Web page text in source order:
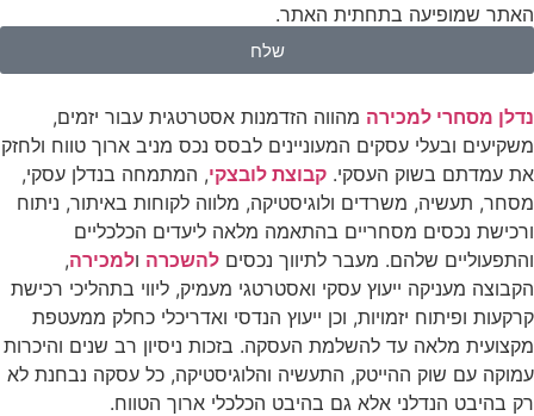
שמופיעה בתחתית האתר.
שלח
מסחרי למכירה מהווה הזדמנות אסטרטגית עבור יזמים,
ובעלי עסקים המעוניינים לבסס נכס מניב ארוך טווח ולחזק
עמדתם בשוק העסקי.קבוצת לובצקי, המתמחה בנדלן עסקי,
תעשיה, משרדים ולוגיסטיקה, מלווה לקוחות באיתור, ניתוח
נכסים מסחריים בהתאמה מלאה ליעדים הכלכליים
שלהם. מעבר לתיווך נכסיםלהשכרהו למכירה,
מעניקה ייעוץ עסקי ואסטרטגי מעמיק, ליווי בתהליכי רכישת
ופיתוח יזמויות, וכן ייעוץ הנדסי ואדריכלי כחלק ממעטפת
מלאה עד להשלמת העסקה. בזכות ניסיון רב שנים והיכרות
עם שוק ההייטק, התעשיה והלוגיסטיקה, כל עסקה נבחנת לא
בהיבט הנדלני אלא גם בהיבט הכלכלי ארוך הטווח.